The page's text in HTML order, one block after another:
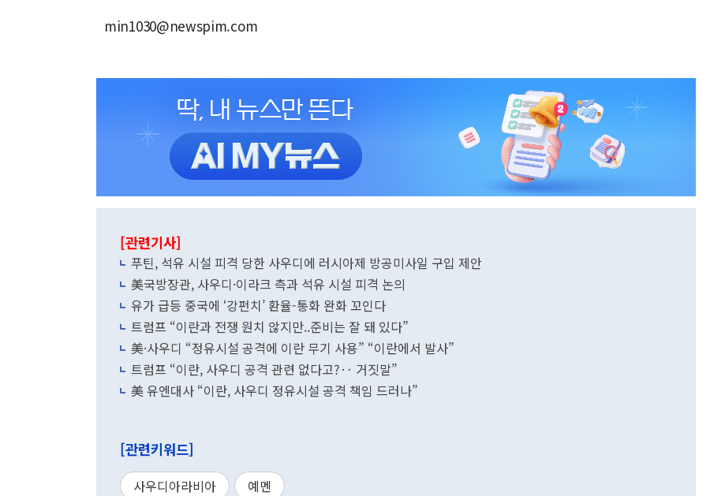
min1030@newspim.com
[관련기사]
푸틴, 석유 시설 피격 당한 사우디에 러시아제 방공미사일 구입 제안
美국방장관, 사우디·이라크 측과 석유 시설 피격 논의
유가 급등 중국에 ‘강펀치’ 환율-통화 완화 꼬인다
트럼프 “이란과 전쟁 원치 않지만..준비는 잘 돼 있다”
美·사우디 “정유시설 공격에 이란 무기 사용” “이란에서 발사”
트럼프 “이란, 사우디 공격 관련 없다고?‥ 거짓말”
美 유엔대사 “이란, 사우디 정유시설 공격 책임 드러나”
[관련키워드]
사우디아라비아 예멘